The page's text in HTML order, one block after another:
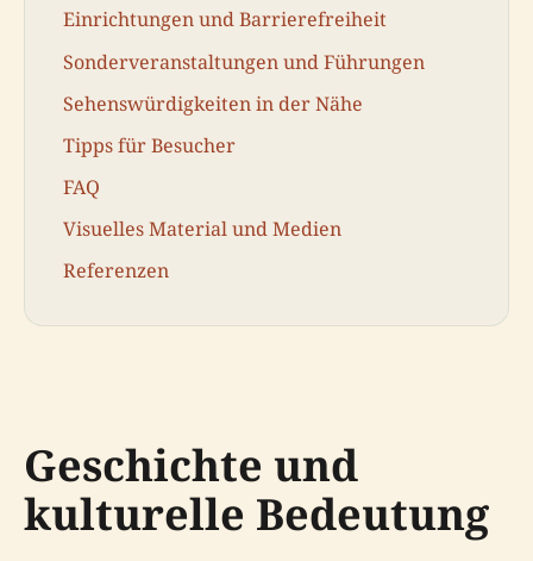
Einrichtungen und Barrierefreiheit
Sonderveranstaltungen und Führungen
Sehenswürdigkeiten in der Nähe
Tipps für Besucher
FAQ
Visuelles Material und Medien
Referenzen
Geschichte und
kulturelle Bedeutung